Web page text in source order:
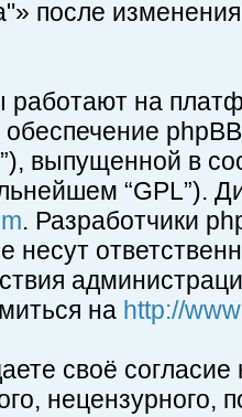
после
на
выпущенной в
“GPL”).
. Разработчики
несут
на http://
своё
нецензурного,